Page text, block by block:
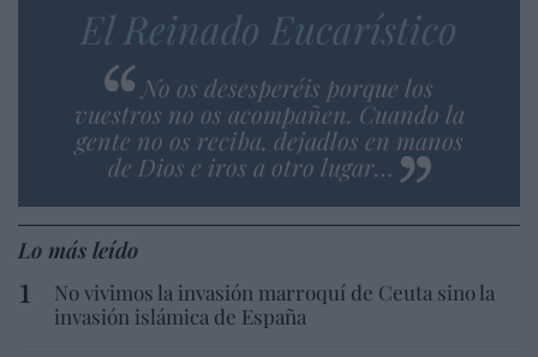
El Reinado Eucarístico
No os desesperéis porque los
vuestros no os acompañen. Cuando la
gente no os reciba, dejadlos en manos
de Dios e iros a otro lugar…
Lo más leído
No vivimos la invasión marroquí de Ceuta sino la
invasión islámica de España